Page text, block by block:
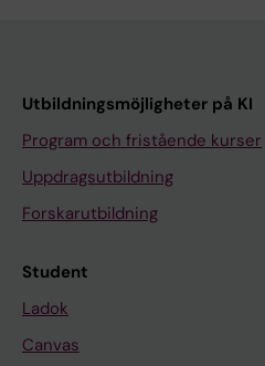
Utbildningsmöjligheter på KI
Program och fristående kurser
Uppdragsutbildning
Forskarutbildning
Student
Ladok
Canvas